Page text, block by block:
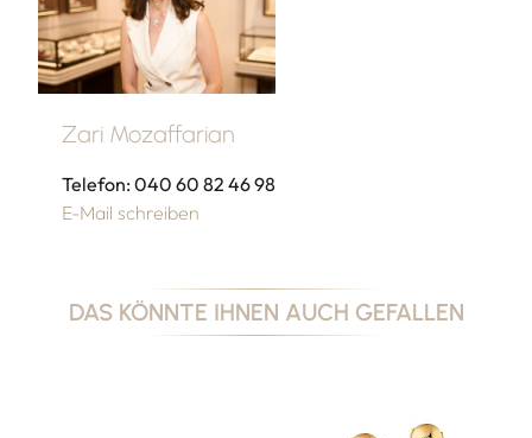
Zari Mozaffarian
Telefon: 040 60 82 46 98
E-Mail schreiben
DAS KÖNNTE IHNEN AUCH GEFALLEN